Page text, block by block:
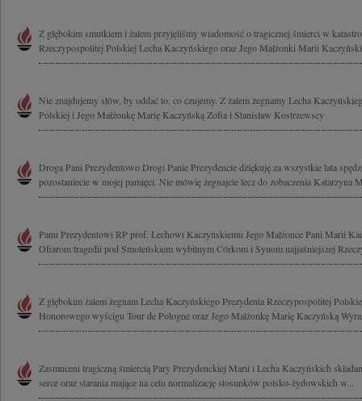
Z głębokim smutkiem i żalem przyjęliśmy wiadomość o tragicznej śmierci w
Rzeczypospolitej Polskiej Lecha Kaczyńskiego oraz Jego Małżonki Marii
Nie znajdujemy słów, by oddać to, co czujemy. Z żalem żegnamy Lecha
Polskiej i Jego Małżonkę Marię Kaczyńską Zofia i Stanisław Kostrzewscy
Droga Pani Prezydentowo Drogi Panie Prezydencie dziękuję za wszystkie lata
pozostaniecie w mojej pamięci. Nie mówię żegnajcie lecz do zobaczenia Katarzyna
Panu Prezydentowi RP prof. Lechowi Kaczyńskiemu Jego Małżonce Pani Marii
Ofiarom tragedii pod Smoleńskiem wybitnym Córkom i Synom najjaśniejszej
Z głębokim żalem żegnam Lecha Kaczyńskiego Prezydenta Rzeczypospolitej
Honorowego wyścigu Tour de Pologne oraz Jego Małżonkę Marię Kaczyńską
Zasmuceni tragiczną śmiercią Pary Prezydenckiej Marii i Lecha Kaczyńskich
serce oraz starania mające na celu normalizację stosunków polsko-żydowskich w...